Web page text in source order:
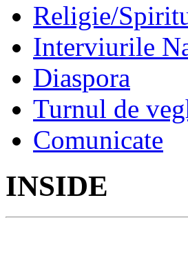
Religie/
Interviurile
Diaspora
Turnul de
Comunicate
INSIDE